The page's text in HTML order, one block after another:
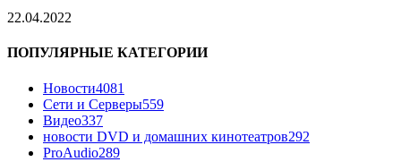
22.04.2022
ПОПУЛЯРНЫЕ КАТЕГОРИИ
Новости4081
Сети и Серверы559
Видео337
новости DVD и домашних кинотеатров292
ProAudio289